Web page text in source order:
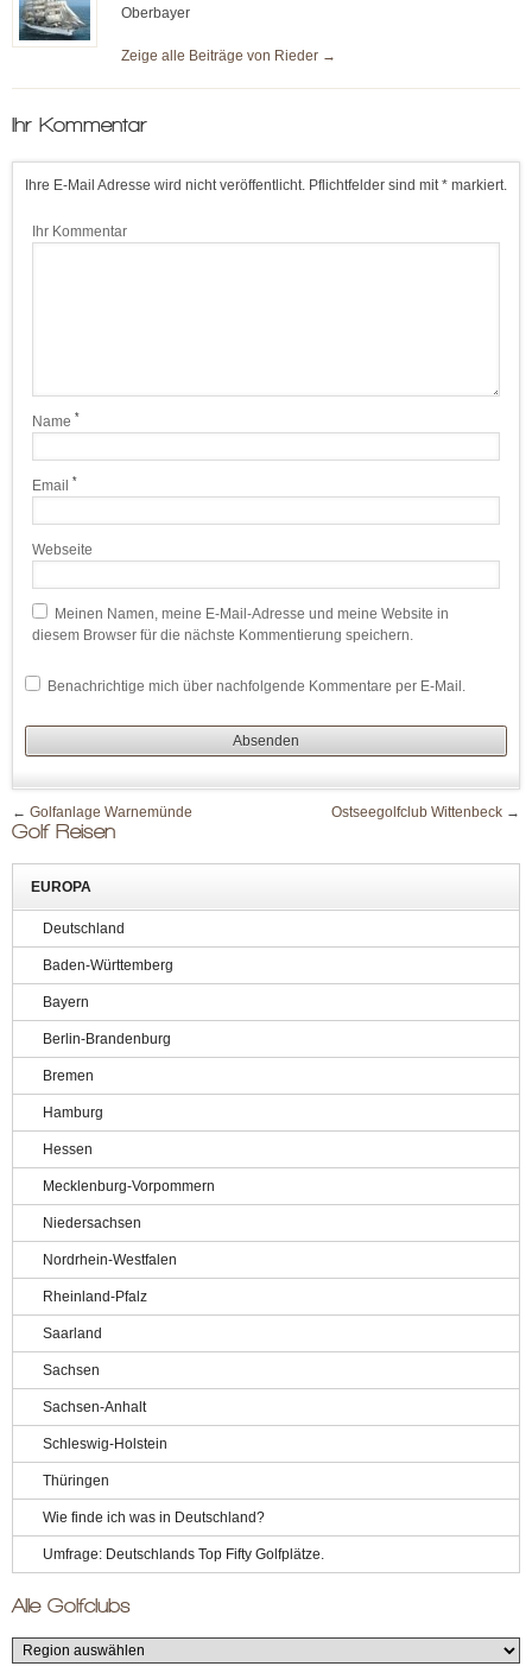
Oberbayer
Zeige alle Beiträge von Rieder →
Ihr Kommentar
Ihre E-Mail Adresse wird nicht veröffentlicht. Pflichtfelder sind mit * markiert.
Ihr Kommentar
Name *
Email *
Webseite
Meinen Namen, meine E-Mail-Adresse und meine Website in
diesem Browser für die nächste Kommentierung speichern.
Benachrichtige mich über nachfolgende Kommentare per E-Mail.
← Golfanlage Warnemünde Ostseegolfclub Wittenbeck →
Golf Reisen
EUROPA
Deutschland
Baden-Württemberg
Bayern
Berlin-Brandenburg
Bremen
Hamburg
Hessen
Mecklenburg-Vorpommern
Niedersachsen
Nordrhein-Westfalen
Rheinland-Pfalz
Saarland
Sachsen
Sachsen-Anhalt
Schleswig-Holstein
Thüringen
Wie finde ich was in Deutschland?
Umfrage: Deutschlands Top Fifty Golfplätze.
Alle Golfclubs